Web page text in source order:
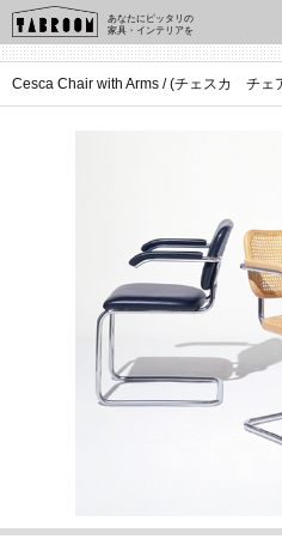
あなたにピッタリの
家具・インテリアを
Cesca Chair with Arms / (チェスカ チ